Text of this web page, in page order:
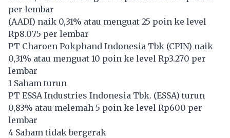
per lembar
(AADI) naik 0,31% atau menguat 25 poin ke level
Rp8.075 per lembar
PT Charoen Pokphand Indonesia Tbk (CPIN) naik
0,31% atau menguat 10 poin ke level Rp3.270 per
lembar
1 Saham turun
PT ESSA Industries Indonesia Tbk. (ESSA) turun
0,83% atau melemah 5 poin ke level Rp600 per
lembar
4 Saham tidak bergerak